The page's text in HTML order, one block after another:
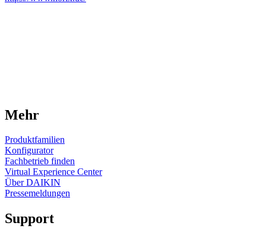
Mehr
Produktfamilien
Konfigurator
Fachbetrieb finden
Virtual Experience Center
Über DAIKIN
Pressemeldungen
Support